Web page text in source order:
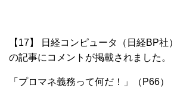
【17】 日経コンピュータ（日経BP
の記事にコメントが掲載されました。
「プロマネ義務って何だ！」（P66）